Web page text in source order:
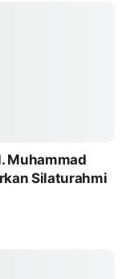
Muhammad
Silaturahmi